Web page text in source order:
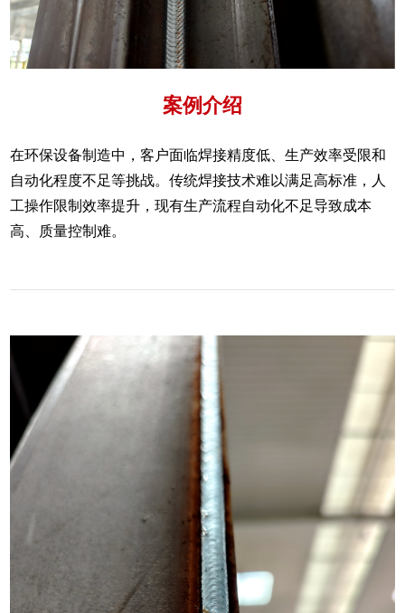
案例介绍
在环保设备制造中，客户面临焊接精度低、生产效率受限和
自动化程度不足等挑战。传统焊接技术难以满足高标准，人
工操作限制效率提升，现有生产流程自动化不足导致成本
高、质量控制难。